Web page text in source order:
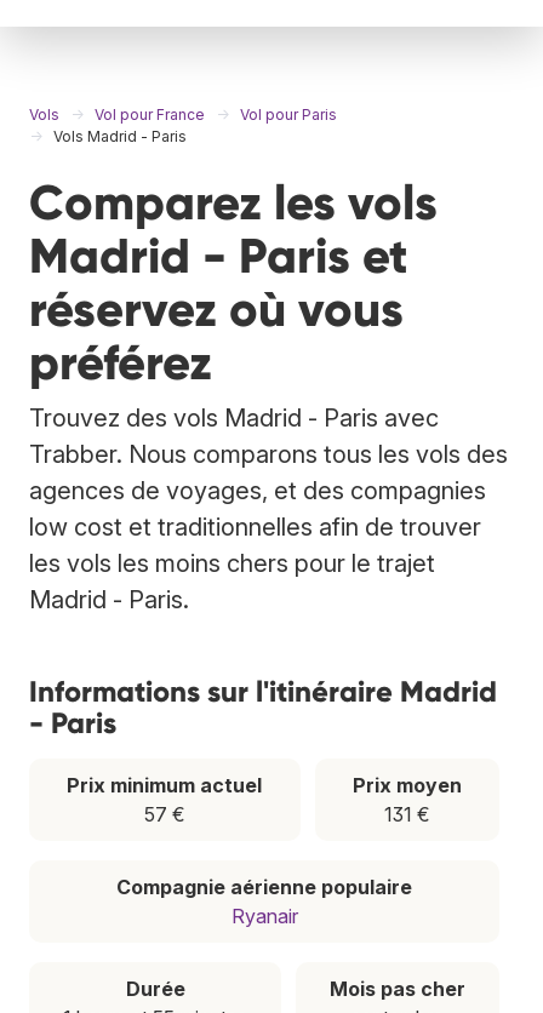
Vols Vol pour France
Vol pour Paris
Vols Madrid - Paris
Comparez les vols
Madrid - Paris et
réservez où vous
préférez
Trouvez des vols Madrid - Paris avec
Trabber. Nous comparons tous les vols des
agences de voyages, et des compagnies
low cost et traditionnelles afin de trouver
les vols les moins chers pour le trajet
Madrid - Paris.
Informations sur l'itinéraire Madrid
- Paris
Prix minimum actuel
57 €
Prix moyen
131 €
Compagnie aérienne populaire
Ryanair
Durée
Mois pas cher